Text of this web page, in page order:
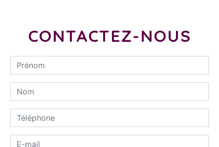
CONTACTEZ-NOUS